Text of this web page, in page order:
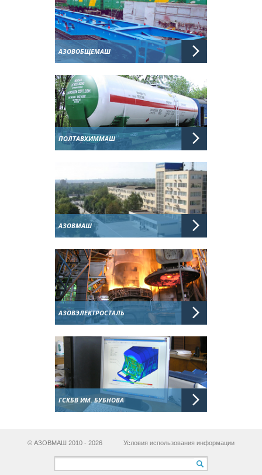
АЗОВОБЩЕМАШ
ПОЛТАВХИММАШ
АЗОВМАШ
АЗОВЭЛЕКТРОСТАЛЬ
ГСКБВ ИМ. БУБНОВА
© АЗОВМАШ 2010 - 2026 Условия использования информации